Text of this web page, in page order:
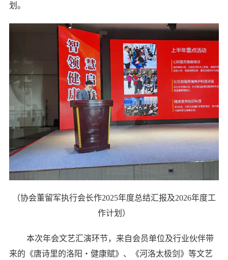
划。
（协会董留军执行会长作2025年度总结汇报及2026年度工
作计划）
本次年会文艺汇演环节，来自会员单位及行业伙伴带
来的《唐诗里的洛阳・健康赋》、《河洛太极剑》等文艺